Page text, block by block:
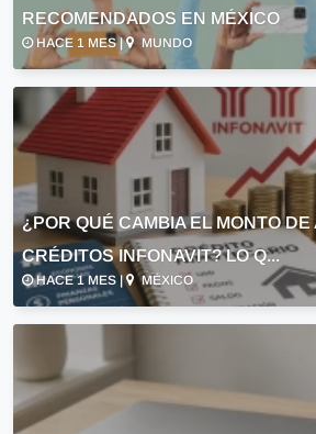
RECOMENDADOS EN MÉXICO
HACE 1 MES | MUNDO
¿POR QUÉ CAMBIA EL MONTO DE
CRÉDITOS INFONAVIT? LO Q...
HACE 1 MES | MÉXICO